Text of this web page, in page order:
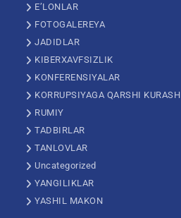
E’LONLAR
FOTOGALEREYA
JADIDLAR
KIBERXAVFSIZLIK
KONFERENSIYALAR
KORRUPSIYAGA QARSHI KURASH
RUMIY
TADBIRLAR
TANLOVLAR
Uncategorized
YANGILIKLAR
YASHIL MAKON